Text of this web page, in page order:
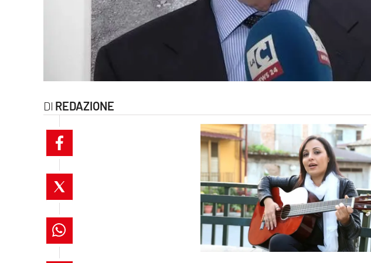
cosenzachannel.it
catanzarochannel.it
lacapitalenews.it
REDAZIONE